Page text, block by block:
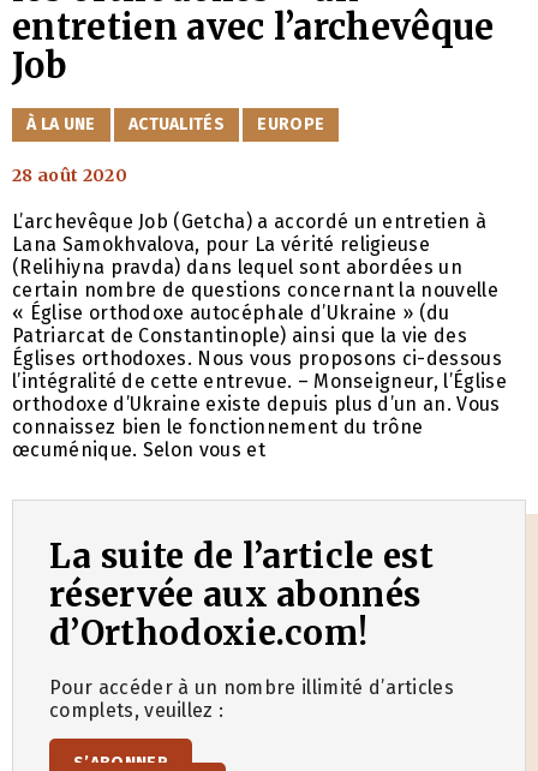
entretien avec l’archevêque
Job
CATÉGORIES
À LA UNE ACTUALITÉS EUROPE
28 août 2020
L’archevêque Job (Getcha) a accordé un entretien à
Lana Samokhvalova, pour La vérité religieuse
(Relihiyna pravda) dans lequel sont abordées un
certain nombre de questions concernant la nouvelle
« Église orthodoxe autocéphale d’Ukraine » (du
Patriarcat de Constantinople) ainsi que la vie des
Églises orthodoxes. Nous vous proposons ci-dessous
l’intégralité de cette entrevue. – Monseigneur, l’Église
orthodoxe d’Ukraine existe depuis plus d’un an. Vous
connaissez bien le fonctionnement du trône
œcuménique. Selon vous et
La suite de l’article est
réservée aux abonnés
d’Orthodoxie.com!
Pour accéder à un nombre illimité d’articles
complets, veuillez :
S’ABONNER